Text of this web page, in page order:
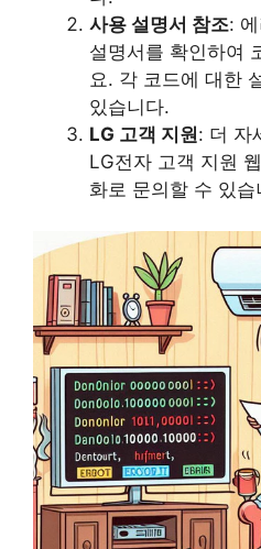
사용 설명서 참조:
설명서를 확인하여
요. 각 코드에 대한
있습니다.
LG 고객 지원: 더 자
LG전자 고객 지원
화로 문의할 수 있습